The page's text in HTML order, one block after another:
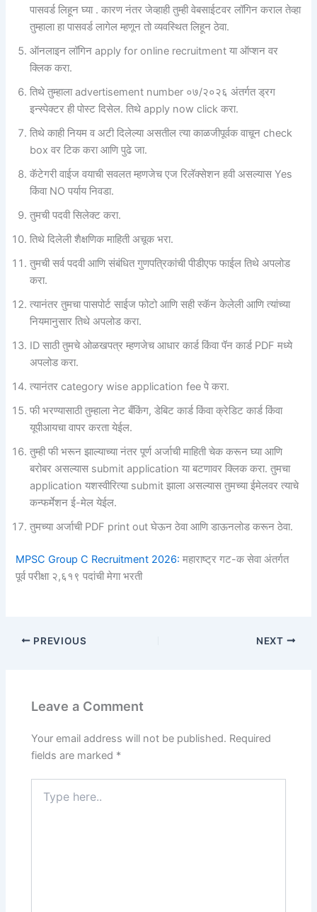
पासवर्ड लिहून घ्या . कारण नंतर जेव्हाही तुम्ही वेबसाईटवर लॉगिन कराल तेव्हा
तुम्हाला हा पासवर्ड लागेल म्हणून तो व्यवस्थित लिहून ठेवा.
ऑनलाइन लॉगिन apply for online recruitment या ऑप्शन वर
क्लिक करा.
तिथे तुम्हाला advertisement number ०७/२०२६ अंतर्गत ड्रग
इन्स्पेक्टर ही पोस्ट दिसेल. तिथे apply now click करा.
तिथे काही नियम व अटी दिलेल्या असतील त्या काळजीपूर्वक वाचून check
box वर टिक करा आणि पुढे जा.
कॅटेगरी वाईज वयाची सवलत म्हणजेच एज रिलॅक्सेशन हवी असल्यास Yes
किंवा NO पर्याय निवडा.
तुमची पदवी सिलेक्ट करा.
तिथे दिलेली शैक्षणिक माहिती अचूक भरा.
तुमची सर्व पदवी आणि संबंधित गुणपत्रिकांची पीडीएफ फाईल तिथे अपलोड
करा.
त्यानंतर तुमचा पासपोर्ट साईज फोटो आणि सही स्कॅन केलेली आणि त्यांच्या
नियमानुसार तिथे अपलोड करा.
ID साठी तुमचे ओळखपत्र म्हणजेच आधार कार्ड किंवा पॅन कार्ड PDF मध्ये
अपलोड करा.
त्यानंतर category wise application fee पे करा.
फी भरण्यासाठी तुम्हाला नेट बँकिंग, डेबिट कार्ड किंवा क्रेडिट कार्ड किंवा
यूपीआयचा वापर करता येईल.
तुम्ही फी भरून झाल्याच्या नंतर पूर्ण अर्जाची माहिती चेक करून घ्या आणि
बरोबर असल्यास submit application या बटणावर क्लिक करा. तुमचा
application यशस्वीरित्या submit झाला असल्यास तुमच्या ईमेलवर त्याचे
कन्फर्मेशन ई-मेल येईल.
तुमच्या अर्जाची PDF print out घेऊन ठेवा आणि डाऊनलोड करून ठेवा.
MPSC Group C Recruitment 2026: महाराष्ट्र गट-क सेवा अंतर्गत
पूर्व परीक्षा २,६१९ पदांची मेगा भरती
PREVIOUS NEXT
Leave a Comment
Your email address will not be published. Required
fields are marked *
here..